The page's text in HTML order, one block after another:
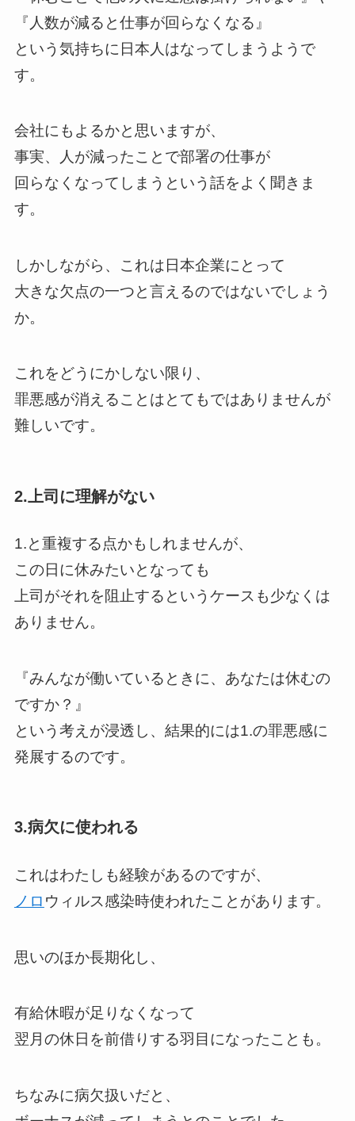
『人数が減ると仕事が回らなくなる』
という気持ちに日本人はなってしまうようで
す。
会社にもよるかと思いますが、
事実、人が減ったことで部署の仕事が
回らなくなってしまうという話をよく聞きま
す。
しかしながら、これは日本企業にとって
大きな欠点の一つと言えるのではないでしょう
か。
これをどうにかしない限り、
罪悪感が消えることはとてもではありませんが
難しいです。
2.上司に理解がない
1.と重複する点かもしれませんが、
この日に休みたいとなっても
上司がそれを阻止するというケースも少なくは
ありません。
『みんなが働いているときに、あなたは休むの
ですか？』
という考えが浸透し、結果的には1.の罪悪感に
発展するのです。
3.病欠に使われる
これはわたしも経験があるのですが、
ノロ ウィルス感染時使われたことがあります。
思いのほか長期化し、
有給休暇が足りなくなって
翌月の休日を前借りする羽目になったことも。
ちなみに病欠扱いだと、